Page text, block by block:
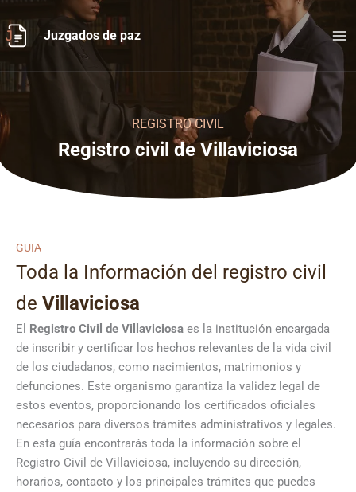
al
contenido
Juzgados de paz
REGISTRO CIVIL
Registro civil de Villaviciosa
GUIA
Toda la Información del registro civil
de Villaviciosa
El Registro Civil de Villaviciosa es la institución encargada
de inscribir y certificar los hechos relevantes de la vida civil
de los ciudadanos, como nacimientos, matrimonios y
defunciones. Este organismo garantiza la validez legal de
estos eventos, proporcionando los certificados oficiales
necesarios para diversos trámites administrativos y legales.
En esta guía encontrarás toda la información sobre el
Registro Civil de Villaviciosa, incluyendo su dirección,
horarios, contacto y los principales trámites que puedes